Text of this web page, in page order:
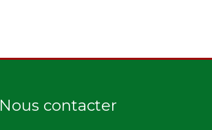
Nous contacter